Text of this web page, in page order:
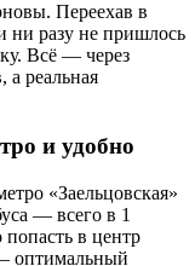
Переехав в
ни разу не пришлось
Всё — через
а реальная
и удобно
«Заельцовская»
— всего в 1
в центр
оптимальный